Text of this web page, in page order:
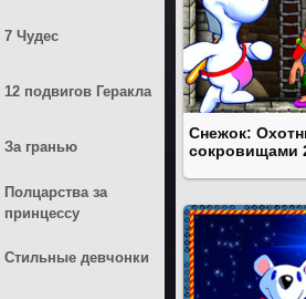
Снежок:
сокровищами
7 Чудес
12 подвигов Геракла
За гранью
Полцарства за
принцессу
Стильные девчонки